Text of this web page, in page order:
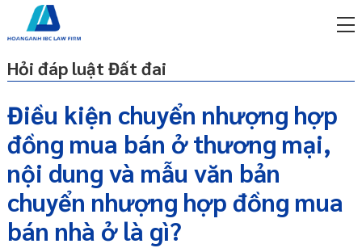
Hỏi đáp luật Đất đai
Điều kiện chuyển nhượng hợp
đồng mua bán ở thương mại,
nội dung và mẫu văn bản
chuyển nhượng hợp đồng mua
bán nhà ở là gì?
1. Điều kiện chuyển nhượng hợp đồng
mua bán nhà ở thương mại
2. Nội dung và mẫu văn bản chuyển
nhượng hợp đồng mua bán nhà ở
a. Nội dung chính của văn bản chuyển
phí qua zalo
sư trực tuyến online
ty/doanh nghiệp
gói
phí qua zalo